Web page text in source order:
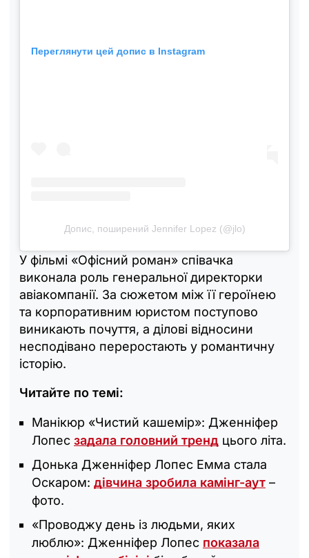
Переглянути цей допис в Instagram
Допис, поширений Jennifer Lopez (@jlo)
У фільмі «Офісний роман» співачка
виконала роль генеральної директорки
авіакомпанії. За сюжетом між її героїнею
та корпоративним юристом поступово
виникають почуття, а ділові відносини
несподівано переростають у романтичну
історію.
Читайте по темі:
Манікюр «Чистий кашемір»: Дженніфер
Лопес задала головний тренд цього літа.
Донька Дженніфер Лопес Емма стала
Оскаром: дівчина зробила камінг-аут –
фото.
«Проводжу день із людьми, яких
люблю»: Дженніфер Лопес показала